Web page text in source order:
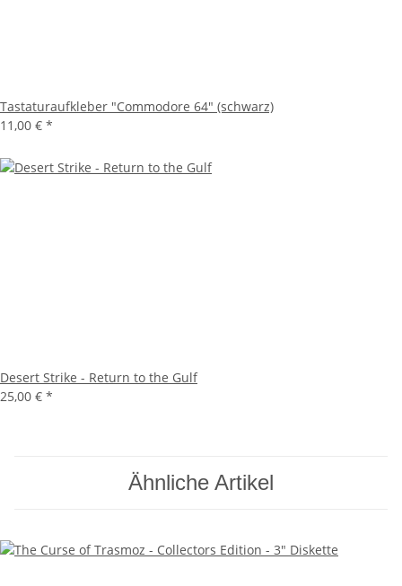
Tastaturaufkleber "Commodore 64" (schwarz)
11,00 € *
Desert Strike - Return to the Gulf
25,00 € *
Ähnliche Artikel